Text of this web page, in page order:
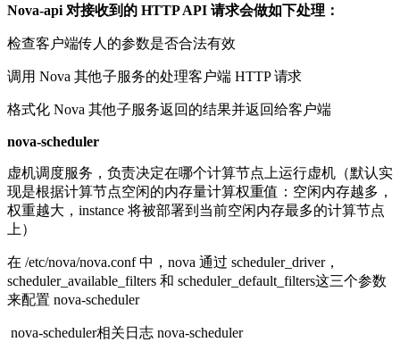
Nova-api 对接收到的 HTTP API 请求会做如下处理：
检查客户端传人的参数是否合法有效
调用 Nova 其他子服务的处理客户端 HTTP 请求
格式化 Nova 其他子服务返回的结果并返回给客户端
nova-scheduler
虚机调度服务，负责决定在哪个计算节点上运行虚机（默认实
现是根据计算节点空闲的内存量计算权重值：空闲内存越多，
权重越大，instance 将被部署到当前空闲内存最多的计算节点
上）
在 /etc/nova/nova.conf 中，nova 通过 scheduler_driver，
scheduler_available_filters 和 scheduler_default_filters这三个参数
来配置 nova-scheduler
nova-scheduler相关日志 nova-scheduler